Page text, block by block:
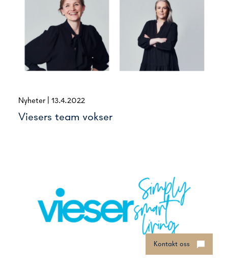
Nyheter 13.4.2022
Viesers team vokser
Kontakt oss